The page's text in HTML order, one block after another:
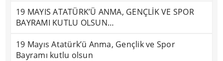
19 MAYIS ATATÜRK’Ü ANMA, GENÇLİK VE SPOR
BAYRAMI KUTLU OLSUN…
19 Mayıs Atatürk’ü Anma, Gençlik ve Spor
Bayramı kutlu olsun